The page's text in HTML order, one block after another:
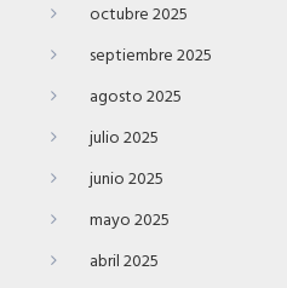
octubre 2025
septiembre 2025
agosto 2025
julio 2025
junio 2025
mayo 2025
abril 2025